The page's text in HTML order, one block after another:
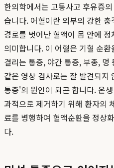
한의학에서는 교통사고 후유증
습니다. 어혈이란 외부의 강한
경로를 벗어난 혈액이 몸 안에
의미합니다. 이 어혈은 기혈 순
결리는 통증, 야간 통증, 부종,
같은 영상 검사로는 잘 발견되지
통증'의 원인이 되곤 합니다. 온
과적으로 제거하기 위해 환자의
료를 병행하여 혈액순환을 정상
다.